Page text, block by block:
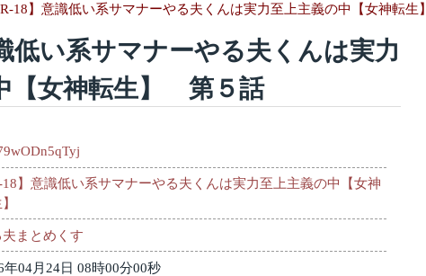
18】意識低い系サマナーやる夫くんは実力至上主義の中【女神転生】
低い系サマナーやる夫くんは実力
【女神転生】 第５話
18】意識低い系サマナーやる夫くんは実力至上主義の中【女神
まとめくす
年04月24日 08時00分00秒